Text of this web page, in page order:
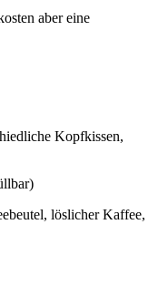
aber eine
Kopfkissen,
löslicher Kaffee,